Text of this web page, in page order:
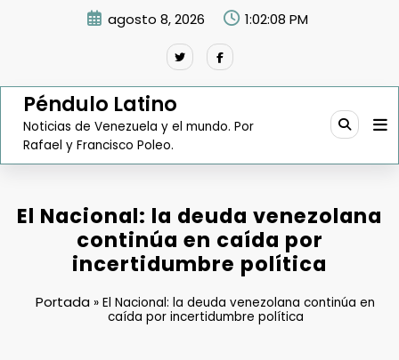
agosto 8, 2026 1:02:09 PM
Péndulo Latino
Noticias de Venezuela y el mundo. Por
Rafael y Francisco Poleo.
El Nacional: la deuda venezolana
continúa en caída por
incertidumbre política
Portada »El Nacional: la deuda venezolana continúa en
caída por incertidumbre política